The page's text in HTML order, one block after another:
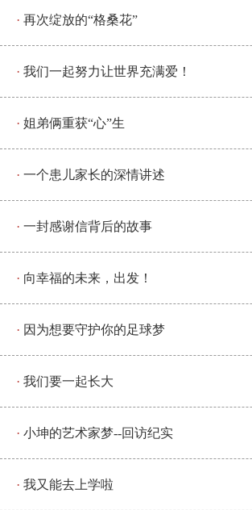
再次绽放的“格桑花”
我们一起努力让世界充满爱！
姐弟俩重获“心”生
一个患儿家长的深情讲述
一封感谢信背后的故事
向幸福的未来，出发！
因为想要守护你的足球梦
我们要一起长大
小坤的艺术家梦--回访纪实
我又能去上学啦